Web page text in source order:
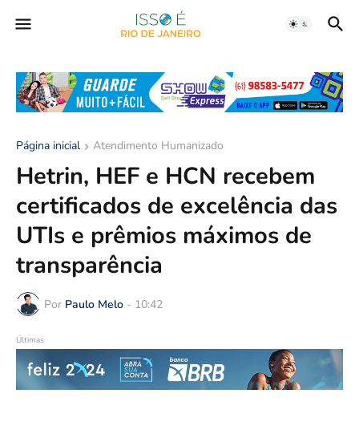
Página inicial Atendimento Humanizado
Hetrin, HEF e HCN recebem
certificados de excelência das
UTIs e prêmios máximos de
transparência
Por Paulo Melo - 10:42
Últimas